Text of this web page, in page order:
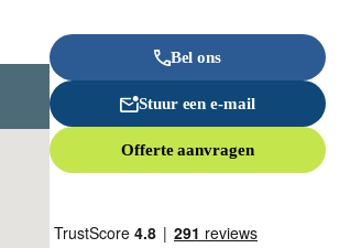
Bel ons
Stuur een e-mail
Offerte aanvragen